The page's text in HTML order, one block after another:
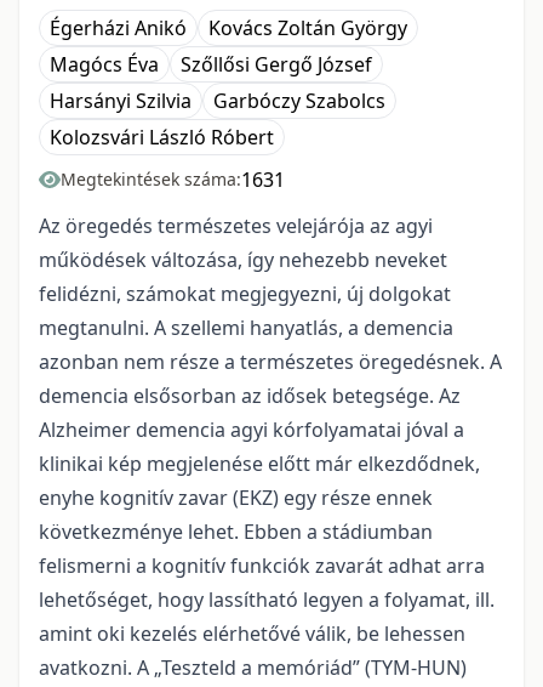
Égerházi Anikó
Kovács Zoltán György
Magócs Éva
Szőllősi Gergő József
Harsányi Szilvia
Garbóczy Szabolcs
Kolozsvári László Róbert
Megtekintések száma:1631
Az öregedés természetes velejárója az agyi
működések változása, így nehezebb neveket
felidézni, számokat megjegyezni, új dolgokat
megtanulni. A szellemi hanyatlás, a demencia
azonban nem része a természetes öregedésnek. A
demencia elsősorban az idősek betegsége. Az
Alzheimer demencia agyi kórfolyamatai jóval a
klinikai kép megjelenése előtt már elkezdődnek,
enyhe kognitív zavar (EKZ) egy része ennek
következménye lehet. Ebben a stádiumban
felismerni a kognitív funkciók zavarát adhat arra
lehetőséget, hogy lassítható legyen a folyamat, ill.
amint oki kezelés elérhetővé válik, be lehessen
avatkozni. A „Teszteld a memóriád” (TYM-HUN)